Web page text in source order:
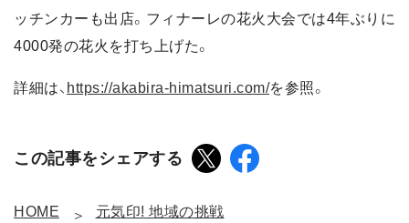
ッチンカーも出店。フィナーレの花火大会では4年ぶりに
4000発の花火を打ち上げた。
詳細は、 https://akabira-himatsuri.com/を参照。
この記事をシェアする
HOME 元気印! 地域の挑戦